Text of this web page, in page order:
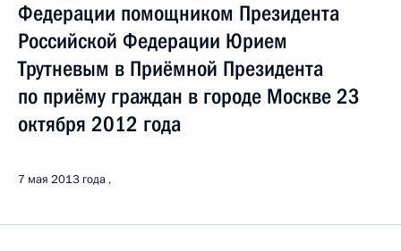
Федерации помощником Президента
Российской Федерации Юрием
Трутневым в Приёмной Президента
по приёму граждан в городе Москве 23
октября 2012 года
7 мая 2013 года